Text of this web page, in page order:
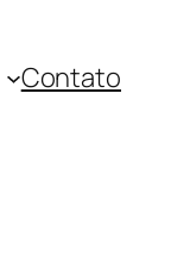
Contato